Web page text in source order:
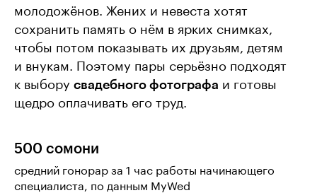
молодожёнов. Жених и невеста хотят
сохранить память о нём в ярких снимках,
чтобы потом показывать их друзьям, детям
и внукам. Поэтому пары серьёзно подходят
к выбору свадебного фотографа и готовы
щедро оплачивать его труд.
500 сомони
средний гонорар за 1 час работы начинающего
специалиста, по данным MyWed